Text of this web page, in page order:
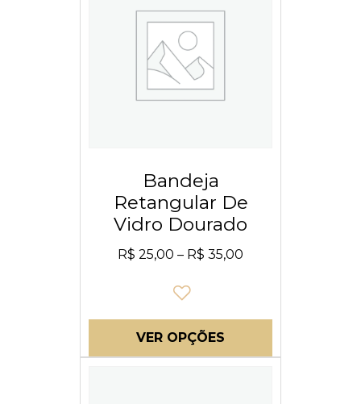
Bandeja
Retangular De
Vidro Dourado
R$ 25,00 – R$ 35,00
VER OPÇÕES